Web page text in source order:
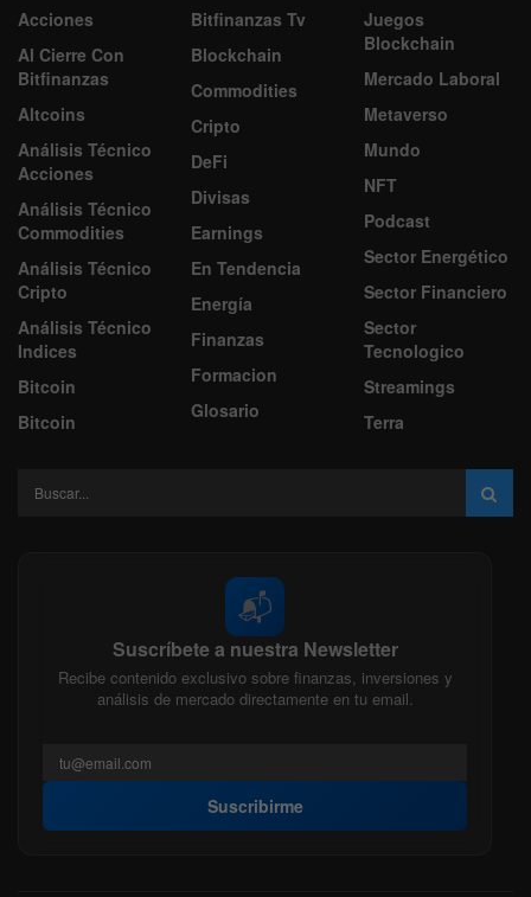
Acciones
Al Cierre Con
Bitfinanzas
Altcoins
Análisis Técnico
Acciones
Análisis Técnico
Commodities
Análisis Técnico
Cripto
Análisis Técnico
Indices
Bitcoin
Bitcoin
Bitfinanzas Tv
Blockchain
Commodities
Cripto
DeFi
Divisas
Earnings
En Tendencia
Energía
Finanzas
Formacion
Glosario
Juegos
Blockchain
Mercado Laboral
Metaverso
Mundo
NFT
Podcast
Sector Energético
Sector Financiero
Sector
Tecnologico
Streamings
Terra
📬
Suscríbete a nuestra Newsletter
Recibe contenido exclusivo sobre finanzas, inversiones y
análisis de mercado directamente en tu email.
Suscribirme